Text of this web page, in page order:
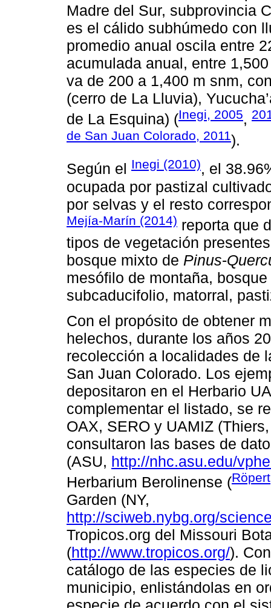
Madre del Sur, subprovincia
es el cálido subhúmedo con
promedio anual oscila entre
acumulada anual, entre
va de 200 a 1,400 m snm,
(cerro de La Lluvia),
de La Esquina) (Inegi, 2005,
de San Juan Colorado, 2011).
Según el Inegi (2010), el
ocupada por pastizal
por selvas y el resto
Mejía-Marín (2014) reporta que
tipos de vegetación
bosque mixto de Pinus-
mesófilo de montaña,
subcaducifolio, matorral,
Con el propósito de obtener
helechos, durante los años
recolección a localidades de
San Juan Colorado. Los
depositaron en el Herbario
complementar el listado, se
OAX, SERO y UAMIZ
consultaron las bases de
(ASU, http://nhc.asu.edu/
Herbarium Berolinense (
Garden (NY,
http://sciweb.nybg.org/
Tropicos.org del Missouri
(http://www.tropicos.org/).
catálogo de las especies de
municipio, enlistándolas en